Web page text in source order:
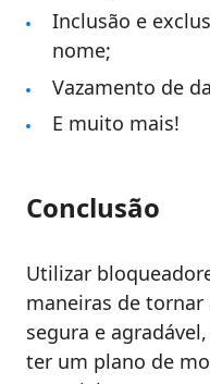
Inclusão e
nome;
Vazamento de
E muito mais!
Conclusão
Utilizar
maneiras de tornar
segura e
ter um plano de